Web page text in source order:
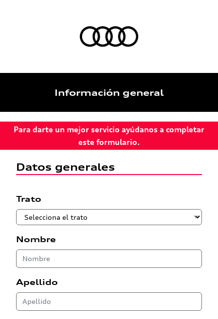
Información general
Para darte un mejor servicio ayúdanos a completar
este formulario.
Datos generales
Trato
Nombre
Apellido